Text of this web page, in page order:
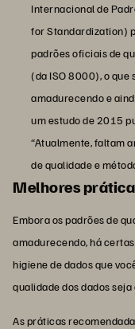
Internacional de
for Standardization)
padrões oficiais de
(da ISO 8000), o que
amadurecendo e
um estudo de 2015
“Atualmente, faltam
de qualidade e
Melhores
Embora os padrões de
amadurecendo, há
higiene de dados que
qualidade dos dados seja
As práticas